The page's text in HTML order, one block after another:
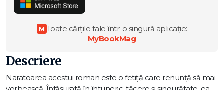
M Toate cărțile tale într-o singură aplicație:
MyBookMag
Descriere
Naratoarea acestui roman este o fetiță care renunță să mai